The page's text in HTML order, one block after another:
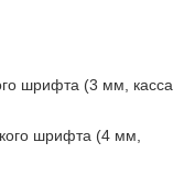
шрифта (3 мм, касса
шрифта (4 мм,